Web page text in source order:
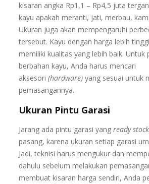
kisaran angka Rp1,1 – Rp4,5 juta
kayu apakah meranti, jati, merbau,
Ukuran juga akan mempengaruhi
tersebut. Kayu dengan harga lebih
memiliki kualitas yang lebih baik. Untuk
berbahan kayu, Anda harus mencari
aksesori(hardware) yang sesuai untuk
pemasangannya.
Ukuran Pintu Garasi
Jarang ada pintu garasi yangready stock
pasang, karena ukuran setiap garasi
Jadi, teknisi harus mengukur dan
dahulu sebelum melakukan
membuat kisaran harga sendiri, Anda